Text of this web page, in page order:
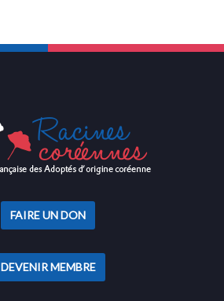
FAIRE UN DON
DEVENIR MEMBRE